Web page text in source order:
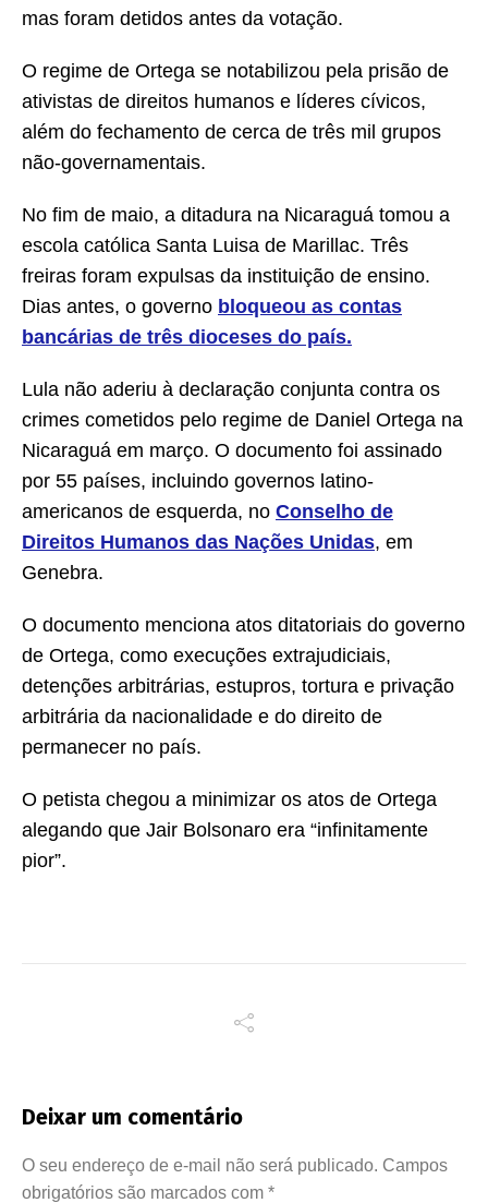
mas foram detidos antes da votação.
O regime de Ortega se notabilizou pela prisão de
ativistas de direitos humanos e líderes cívicos,
além do fechamento de cerca de três mil grupos
não-governamentais.
No fim de maio, a ditadura na Nicaraguá tomou a
escola católica Santa Luisa de Marillac. Três
freiras foram expulsas da instituição de ensino.
Dias antes, o governo bloqueou as contas
bancárias de três dioceses do país.
Lula não aderiu à declaração conjunta contra os
crimes cometidos pelo regime de Daniel Ortega na
Nicaraguá em março. O documento foi assinado
por 55 países, incluindo governos latino-
americanos de esquerda, no Conselho de
Direitos Humanos das Nações Unidas, em
Genebra.
O documento menciona atos ditatoriais do governo
de Ortega, como execuções extrajudiciais,
detenções arbitrárias, estupros, tortura e privação
arbitrária da nacionalidade e do direito de
permanecer no país.
O petista chegou a minimizar os atos de Ortega
alegando que Jair Bolsonaro era “infinitamente
pior”.
Deixar um comentário
O seu endereço de e-mail não será publicado. Campos
obrigatórios são marcados com *